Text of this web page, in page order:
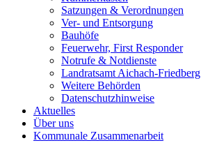
Satzungen & Verordnungen
Ver- und Entsorgung
Bauhöfe
Feuerwehr, First Responder
Notrufe & Notdienste
Landratsamt Aichach-Friedberg
Weitere Behörden
Datenschutzhinweise
Aktuelles
Über uns
Kommunale Zusammenarbeit